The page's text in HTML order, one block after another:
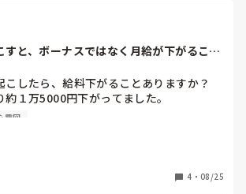
すと、ボーナスではなく月給が下がること
こしたら、給料下がることありますか？
１万5000円下がってました。
ん。
かなり悪くなるんだろうなと思ってます。
月目にして、インシデントを２日連続で
た。
電図
4 ・ 08/25